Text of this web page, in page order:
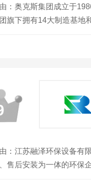
由：奥克斯集团成立于
旗下拥有14大制造基地
由：江苏融泽环保设备
售后安装为一体的环保